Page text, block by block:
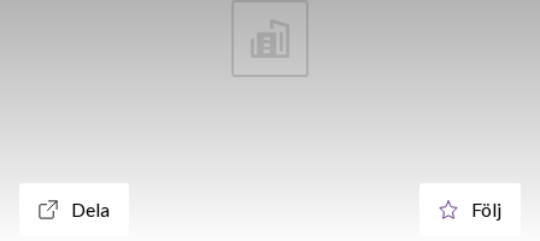
Dela Följ